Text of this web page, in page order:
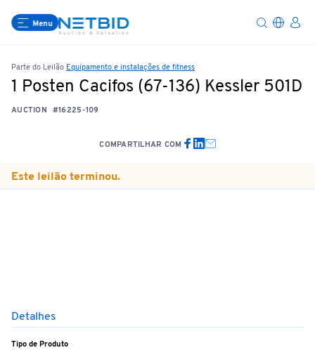
Menu
Parte do Leilão Equipamento e instalações de fitness
1 Posten Cacifos (67-136) Kessler 501D
AUCTION #16225-109
COMPARTILHAR COM
Este leilão terminou.
Detalhes
Tipo de Produto